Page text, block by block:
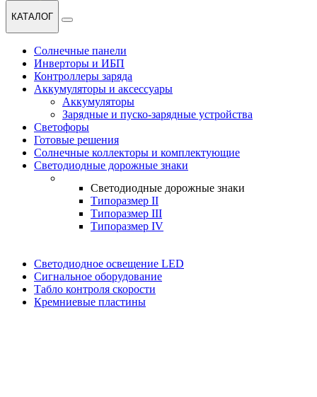
КАТАЛОГ
Солнечные панели
Инверторы и ИБП
Контроллеры заряда
Аккумуляторы и аксессуары
Аккумуляторы
Зарядные и пуско-зарядные устройства
Светофоры
Готовые решения
Солнечные коллекторы и комплектующие
Светодиодные дорожные знаки
Светодиодные дорожные знаки
Типоразмер II
Типоразмер III
Типоразмер IV
Светодиодное освещение LED
Сигнальное оборудование
Табло контроля скорости
Кремниевые пластины